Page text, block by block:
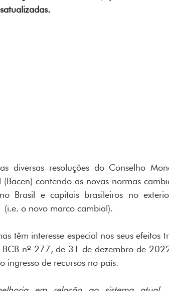
diversas resoluções do Conselho
contendo as novas normas
Brasil e capitais brasileiros no
o novo marco cambial).
têm interesse especial nos seus efeitos
BCB nº 277, de 31 de dezembro de
ingresso de recursos no país.